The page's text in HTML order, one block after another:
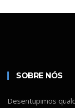
SOBRE NÓS
Desentupimos